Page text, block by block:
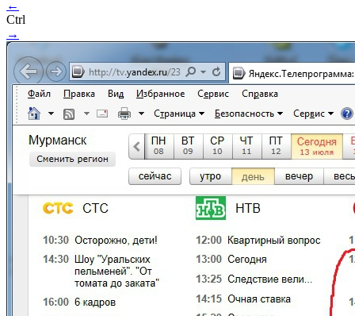
←
Ctrl
→